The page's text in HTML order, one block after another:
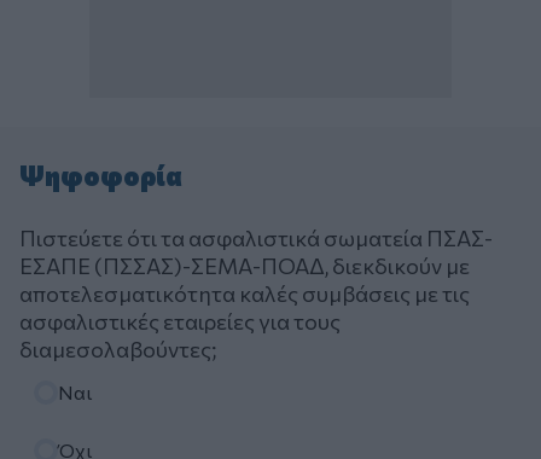
Ψηφοφορία
Πιστεύετε ότι τα ασφαλιστικά σωματεία ΠΣΑΣ-
ΕΣΑΠΕ (ΠΣΣΑΣ)-ΣΕΜΑ-ΠΟΑΔ, διεκδικούν με
αποτελεσματικότητα καλές συμβάσεις με τις
ασφαλιστικές εταιρείες για τους
διαμεσολαβούντες;
Ναι
Όχι